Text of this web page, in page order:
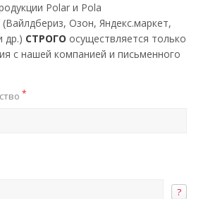
Polar и Pola
Озон, Яндекс.маркет,
др.) СТРОГО осуществляется только
с нашей компанией и письменного
*
?